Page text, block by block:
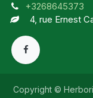
+3268645373
4, rue Ernest
Copyright ©